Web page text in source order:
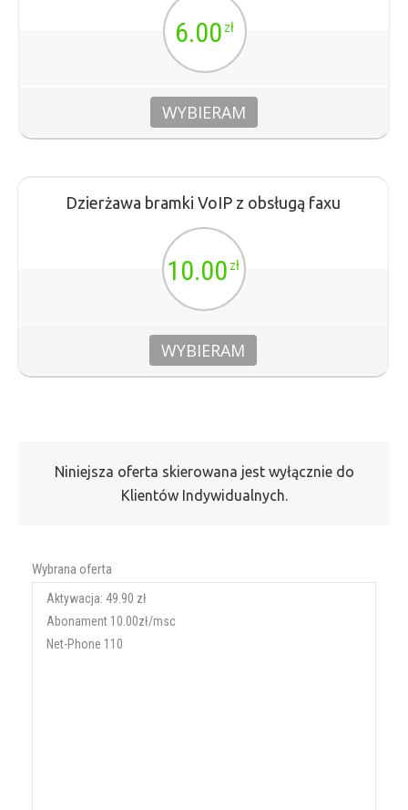
6.00 zł
WYBIERAM
Dzierżawa bramki VoIP z obsługą faxu
10.00 zł
WYBIERAM
Niniejsza oferta skierowana jest wyłącznie do
Klientów Indywidualnych.
Wybrana oferta